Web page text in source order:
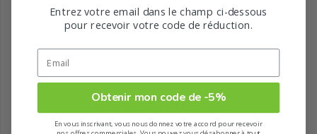
Entrez votre email dans le champ ci-dessous
pour recevoir votre code de réduction.
Obtenir mon code de -5%
En vous inscrivant, vous nous donnez votre accord pour recevoir